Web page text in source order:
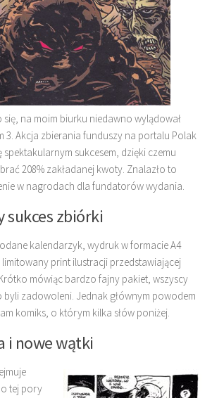
się, na moim biurku niedawno wylądował
3. Akcja zbierania funduszy na portalu Polak
spektakularnym sukcesem, dzięki czemu
208% zakładanej kwoty. Znalazło to
w nagrodach dla fundatorów wydania.
sukces zbiórki
kalendarzyk, wydruk w formacie A4
print ilustracji przedstawiającej
mówiąc bardzo fajny pakiet, wszyscy
byli zadowoleni. Jednak głównym powodem
komiks, o którym kilka słów poniżej.
i nowe wątki
tej pory